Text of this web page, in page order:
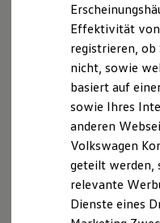
Batterie
Sicherheit
Garantie
Kosten und Kauf
E-Auto-
Software und
Die ID.
ID.
Digitale
Servicetermin
Serviceanfrage
Effektivität von
registrieren, ob
nicht, sowie
basiert auf
sowie Ihres
anderen
Volkswagen
geteilt werden,
relevante
Dienste eines